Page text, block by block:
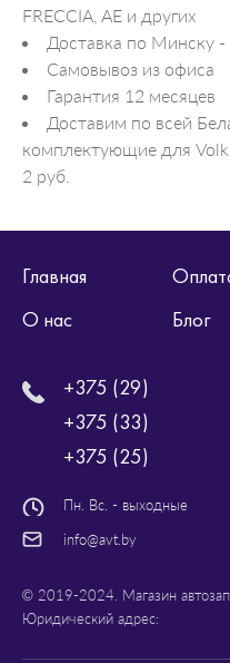
FRECCIA, AE и других
Доставка по Минску -
Самовывоз из офиса
Гарантия 12 месяцев
Доставим по всей
комплектующие для
2 руб.
Главная
О нас
Блог
+375 (29)
+375 (33)
+375 (25)
Пн. Вс. - выходные
info@avt.by
© 2019-2024. Магазин
Юридический адрес: